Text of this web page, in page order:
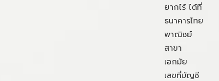
ยากไร้ ได้ที่
ธนาคารไทย
พาณิชย์
สาขา
เอกมัย
เลขที่บัญชี